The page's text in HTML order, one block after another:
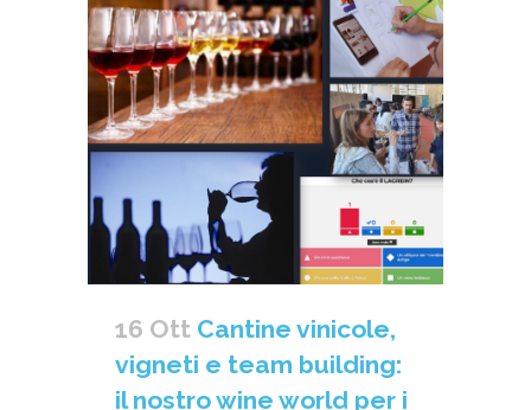
16 Ott Cantine vinicole,
vigneti e team building:
il nostro wine world per i